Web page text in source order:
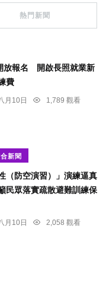
熱門新聞
放報名 開啟長照就業新
費
月10日
1,789 觀看
新聞
（防空演習）」演練逼真
民眾落實疏散避難訓練保
月10日
2,058 觀看